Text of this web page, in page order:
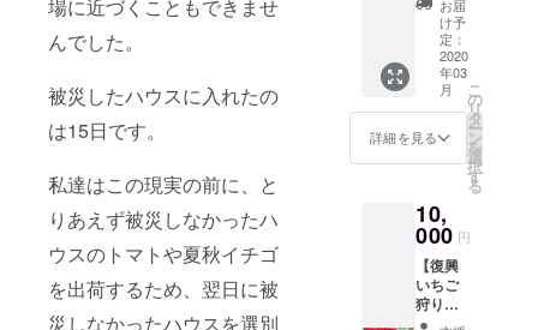
場に近づくこともできませ
んでした。
被災したハウスに入れたの
は15日です。
私達はこの現実の前に、と
りあえず被災しなかったハ
ウスのトマトや夏秋イチゴ
を出荷するため、翌日に被
災しなかったハウスを選別
す。
次発送
となり
ますの
で、遅
れる場
合がご
ざいま
さい。
シャル
サイト
の特設
ページ
にお名
前を掲
載しま
※ 送料
込の価
格にな
りま
す。 ※
画像は
員会よ
りお礼
のサン
クス
メール
にプラ
スし
て、復
興いち
イチゴ
350g前
後)×2箱
とトマ
ト(ぜい
たくト
マトと
お届
け予
定：
2020
年03
月
詳細を見る
こ
の
リ
タ
ー
ン
を
選
択
す
る
10,
000 円
【復興
いちご
狩りプ
ランB】